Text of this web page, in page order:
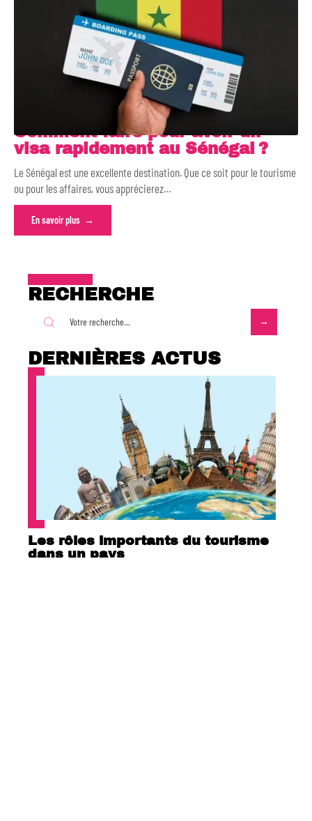
Comment faire pour avoir un
visa rapidement au Sénégal ?
Le Sénégal est une excellente destination. Que ce soit pour le tourisme
ou pour les affaires, vous apprécierez…
En savoir plus
RECHERCHE
DERNIÈRES ACTUS
Les rôles importants du tourisme
dans un pays